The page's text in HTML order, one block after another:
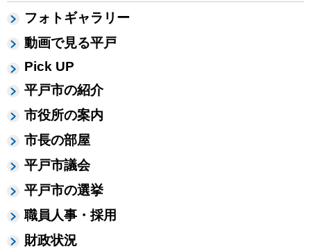
フォトギャラリー
動画で見る平戸
Pick UP
平戸市の紹介
市役所の案内
市長の部屋
平戸市議会
平戸市の選挙
職員人事・採用
財政状況